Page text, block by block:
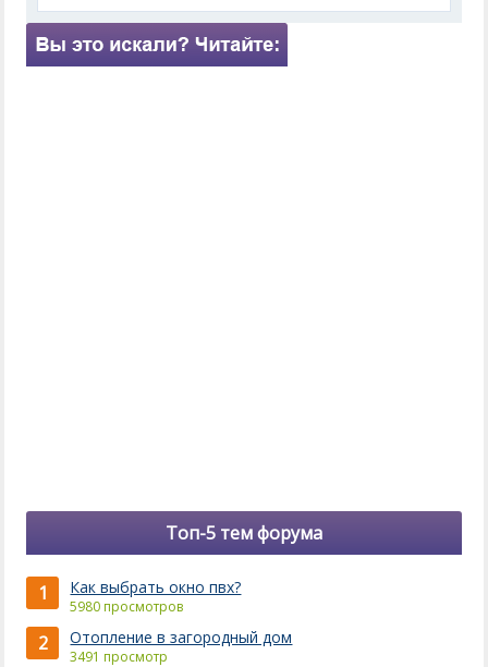
Топ-5 тем форума
1 Как выбрать окно пвх?
5980 просмотров
2 Отопление в загородный дом
3491 просмотр